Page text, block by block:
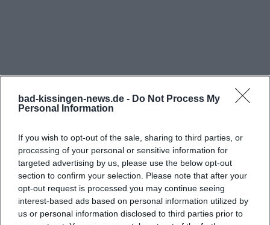
bad-kissingen-news.de - Do Not Process My
Personal Information
If you wish to opt-out of the sale, sharing to third parties, or
processing of your personal or sensitive information for
targeted advertising by us, please use the below opt-out
section to confirm your selection. Please note that after your
opt-out request is processed you may continue seeing
interest-based ads based on personal information utilized by
us or personal information disclosed to third parties prior to
Sie zeigt gezielt jene Bereiche, die bei der
Entscheidung für das Service-Wohnen oder für
eine Feierlichkeit wichtig sind. In der Kategorie
und hell die Appartements geschnitten sind und
wie viele Wohnungen über schöne Ausblicke in
den Park oder Richtung Stadt verfügen. Das
Spektrum reicht von kompakten Einheiten bis zu
weitläufigeren Grundrissen mit mehreren Zimmern
Frequently Asked Questions